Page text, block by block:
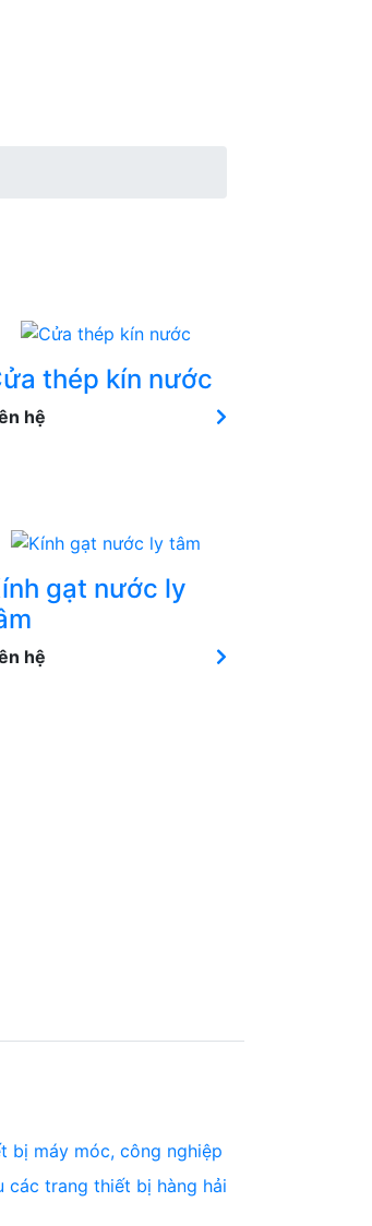
thép kín nước
hệ
gạt nước ly
hệ
bị máy móc, công nghiệp
các trang thiết bị hàng hải